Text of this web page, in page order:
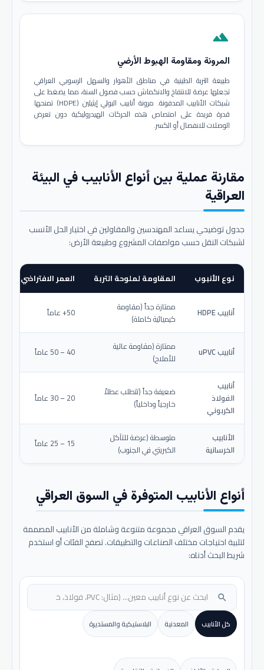
terrain
المرونة ومقاومة الهبوط الأرضي
طبيعة التربة الطينية في مناطق الأهوار والسهل الرسوبي العراقي
تجعلها عرضة للانتفاخ والانكماش حسب فصول السنة، مما يضغط على
شبكات الأنابيب المدفونة. مرونة أنابيب البولي إيثيلين (HDPE) تمنحها
قدرة فريدة على امتصاص هذه الحركات الهيدروليكية دون تعرض
الوصلات للانفصال أو الكسر.
مقارنة عملية بين أنواع الأنابيب في البيئة
العراقية
جدول توضيحي يساعد المهندسين والمقاولين في اختيار الحل الأنسب
لشبكات النقل حسب مواصفات المشروع وطبيعة الأرض:
نوع الأنبوب المقاومة لملوحة التربة العمر الافتراضي
أنابيب HDPE
ممتازة جداً (مقاومة
كيميائية كاملة)
50+ عاماً
أنابيب uPVC
ممتازة (مقاومة عالية
للأملاح)
40 – 50 عاماً
أنابيب
الفولاذ
الكربوني
ضعيفة جداً (تتطلب عطلاً
خارجياً وداخلياً)
20 – 30 عاماً
الأنابيب
الخرسانية
متوسطة (عرضة للتآكل
الكبريتي في الجنوب)
15 – 25 عاماً
أنواع الأنابيب المتوفرة في السوق العراقي
يقدم السوق العراقي مجموعة متنوعة وشاملة من الأنابيب المصممة
لتلبية احتياجات مختلف الصناعات والتطبيقات. تصفح الفئات أو استخدم
شريط البحث أدناه:
search
كل الأنابيب المعدنية البلاستيكية والمستديرة